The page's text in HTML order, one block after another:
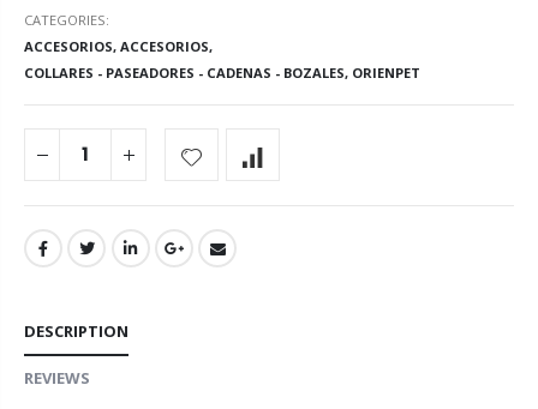
CATEGORIES:
ACCESORIOS, ACCESORIOS,
COLLARES - PASEADORES - CADENAS - BOZALES, ORIENPET
DESCRIPTION
REVIEWS